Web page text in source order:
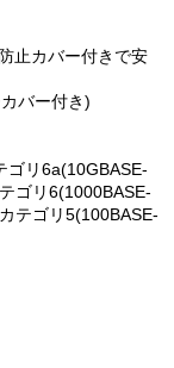
止カバー付きで安
バー付き)
ゴリ6a(10GBASE-
ゴリ6(1000BASE-
テゴリ5(100BASE-